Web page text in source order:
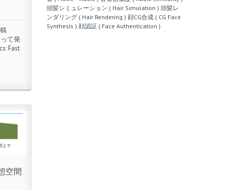
て発
Fast
空間
頭髪シミュレーション ( Hair Simulation ) 頭髪レ
ンダリング ( Hair Rendering ) 顔CG合成 ( CG Face
Synthesis ) 顔認証 ( Face Authentication )